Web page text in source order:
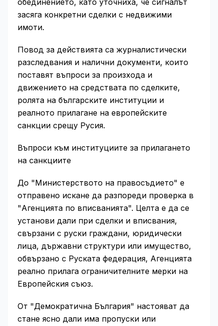
обединението, като уточниха, че сигналът
засяга конкретни сделки с недвижими
имоти.
Повод за действията са журналистически
разследвания и налични документи, които
поставят въпроси за произхода и
движението на средствата по сделките,
ролята на българските институции и
реалното прилагане на европейските
санкции срещу Русия.
Въпроси към институциите за прилагането
на санкциите
До "Министерството на правосъдието" е
отправено искане да разпореди проверка в
"Агенцията по вписванията". Целта е да се
установи дали при сделки и вписвания,
свързани с руски граждани, юридически
лица, държавни структури или имущество,
обвързано с Руската федерация, Агенцията
реално прилага ограничителните мерки на
Европейския съюз.
От "Демократична България" настояват да
стане ясно дали има пропуски или